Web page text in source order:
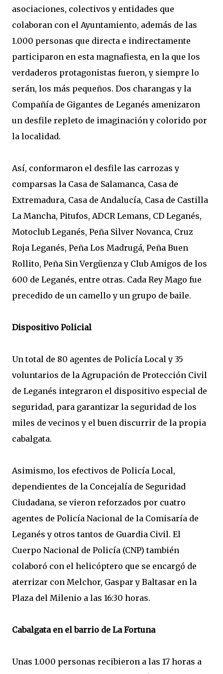
asociaciones, colectivos y entidades que
colaboran con el Ayuntamiento, además de las
1.000 personas que directa e indirectamente
participaron en esta magnafiesta, en la que los
verdaderos protagonistas fueron, y siempre lo
serán, los más pequeños. Dos charangas y la
Compañía de Gigantes de Leganés amenizaron
un desfile repleto de imaginación y colorido por
la localidad.
Así, conformaron el desfile las carrozas y
comparsas la Casa de Salamanca, Casa de
Extremadura, Casa de Andalucía, Casa de Castilla
La Mancha, Pitufos, ADCR Lemans, CD Leganés,
Motoclub Leganés, Peña Silver Novanca, Cruz
Roja Leganés, Peña Los Madrugá, Peña Buen
Rollito, Peña Sin Vergüenza y Club Amigos de los
600 de Leganés, entre otras. Cada Rey Mago fue
precedido de un camello y un grupo de baile.
Dispositivo Policial
Un total de 80 agentes de Policía Local y 35
voluntarios de la Agrupación de Protección Civil
de Leganés integraron el dispositivo especial de
seguridad, para garantizar la seguridad de los
miles de vecinos y el buen discurrir de la propia
cabalgata.
Asimismo, los efectivos de Policía Local,
dependientes de la Concejalía de Seguridad
Ciudadana, se vieron reforzados por cuatro
agentes de Policía Nacional de la Comisaría de
Leganés y otros tantos de Guardia Civil. El
Cuerpo Nacional de Policía (CNP) también
colaboró con el helicóptero que se encargó de
aterrizar con Melchor, Gaspar y Baltasar en la
Plaza del Milenio a las 16:30 horas.
Cabalgata en el barrio de La Fortuna
Unas 1.000 personas recibieron a las 17 horas a